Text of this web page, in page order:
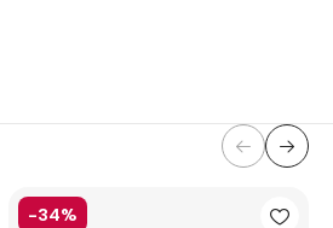
-34%